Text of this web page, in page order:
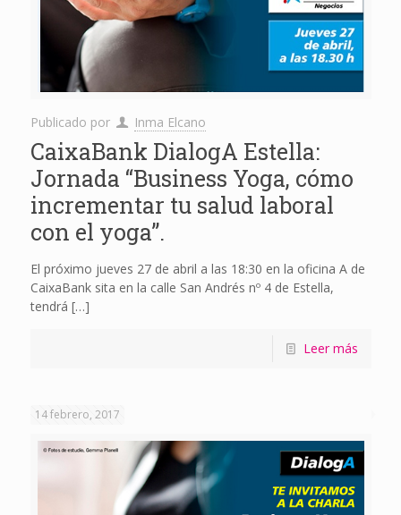
Publicado por Inma Elcano
CaixaBank DialogA Estella:
Jornada “Business Yoga, cómo
incrementar tu salud laboral
con el yoga”.
El próximo jueves 27 de abril a las 18:30 en la oficina A de
CaixaBank sita en la calle San Andrés nº 4 de Estella,
tendrá […]
Leer más
14 febrero, 2017